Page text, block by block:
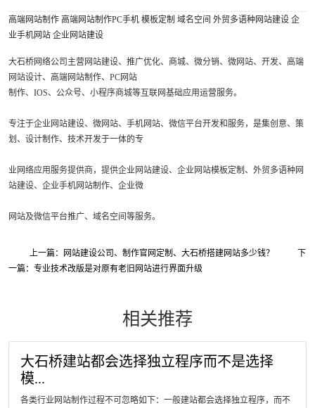
高端网站制作 高端网站制作PC手机 模板定制 域名空间 外贸多语种网站建设 企
业手机网站 企业网站建设
大石桥网络公司主营网站建设、推广优化、商城、微分销、微网站、开发、高端
网站设计、高端网站制作、PC网站
制 作、IOS、公众号、小程序商城等互联网基础应用运营服务。
专注于企业网站建设、微网站、手机网站、微信平台开发和服务，是集创意、策
划、设计制作、技术开发于一体的专
业网络应用服务提供商，提供企业网站建设、企业网站模板定制、外贸多语种网
站建设、企业手机网站制作、企业微
网站及微信平台推广、域名空间等服务。
上一篇：网站建设公司、制作官网定制、大石桥搭建网站多少钱？
下
一篇：专业技术改版是对原有老旧网站进行界面升级
相关推荐
大石桥建站都会选择独立程序而不是选择
模...
各类行业网站制作过程不可忽略如下：一般建站都会选择独立程序，而不